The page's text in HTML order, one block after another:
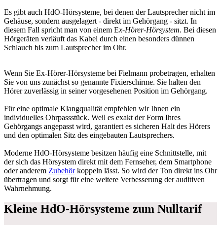
Es gibt auch HdO-Hörsysteme, bei denen der Lautsprecher nicht im
Gehäuse, sondern ausgelagert - direkt im Gehörgang - sitzt. In
diesem Fall spricht man von einem Ex-Hörer-Hörsystem. Bei diesen
Hörgeräten verläuft das Kabel durch einen besonders dünnen
Schlauch bis zum Lautsprecher im Ohr.
Wenn Sie Ex-Hörer-Hörsysteme bei Fielmann probetragen, erhalten
Sie von uns zunächst so genannte Fixierschirme. Sie halten den
Hörer zuverlässig in seiner vorgesehenen Position im Gehörgang.
Für eine optimale Klangqualität empfehlen wir Ihnen ein
individuelles Ohrpassstück. Weil es exakt der Form Ihres
Gehörgangs angepasst wird, garantiert es sicheren Halt des Hörers
und den optimalen Sitz des eingebauten Lautsprechers.
Moderne HdO-Hörsysteme besitzen häufig eine Schnittstelle, mit
der sich das Hörsystem direkt mit dem Fernseher, dem Smartphone
oder anderem Zubehörkoppeln lässt. So wird der Ton direkt ins Ohr
übertragen und sorgt für eine weitere Verbesserung der auditiven
Wahrnehmung.
Kleine HdO-Hörsysteme zum Nulltarif